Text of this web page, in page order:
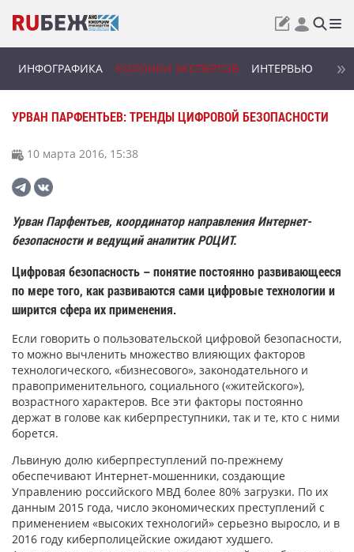
ИНФОГРАФИКА КОЛОНКИ ЭКСПЕРТОВ ИНТЕРВЬЮ
УРВАН ПАРФЕНТЬЕВ: ТРЕНДЫ ЦИФРОВОЙ БЕЗОПАСНОСТИ
10 марта 2016, 15:38
Урван Парфентьев, координатор направления Интернет-
безопасности и ведущий аналитик РОЦИТ.
Цифровая безопасность – понятие постоянно развивающееся
по мере того, как развиваются сами цифровые технологии и
ширится сфера их применения.
Если говорить о пользовательской цифровой безопасности,
то можно вычленить множество влияющих факторов
технологического, «бизнесового», законодательного и
правоприменительного, социального («житейского»),
возрастного характеров. Все эти факторы постоянно
держат в голове как киберпреступники, так и те, кто с ними
борется.
Львиную долю киберпреступлений по-прежнему
обеспечивают Интернет-мошенники, создающие
Управлению российского МВД более 80% загрузки. По их
данным 2015 года, число экономических преступлений с
применением «высоких технологий» серьезно выросло, и в
2016 году киберполицейские ожидают худшего.